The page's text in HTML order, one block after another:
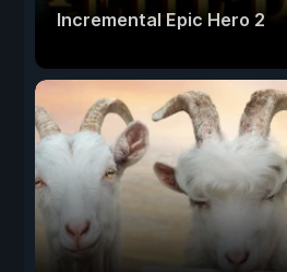
Incremental Epic Hero 2